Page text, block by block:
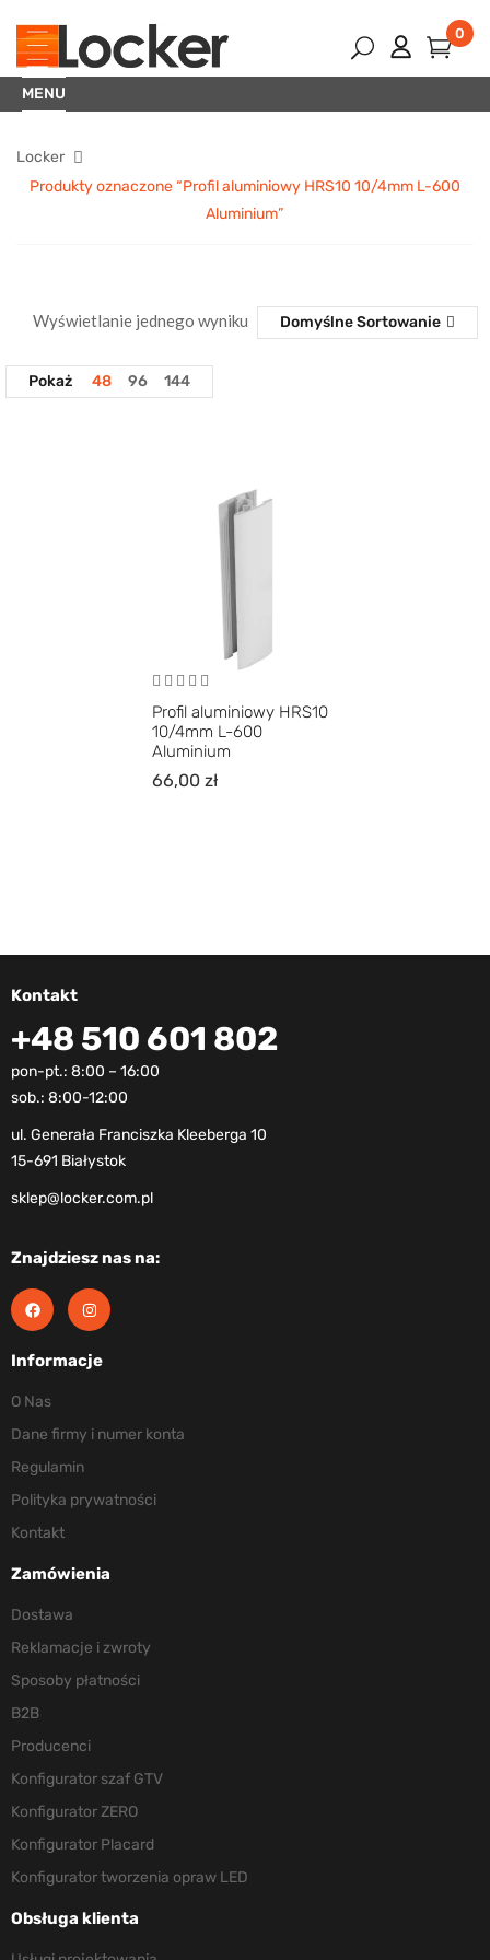
0
MENU
Locker
Produkty oznaczone “Profil aluminiowy HRS10 10/4mm L-600
Aluminium”
Wyświetlanie jednego wyniku Domyślne Sortowanie
Pokaż 48 96 144
Profil aluminiowy HRS10
10/4mm L-600
Aluminium
66,00zł
Kontakt
+48 510 601 802
pon-pt.: 8:00 – 16:00
sob.: 8:00-12:00
ul. Generała Franciszka Kleeberga 10
15-691 Białystok
sklep@locker.com.pl
Znajdziesz nas na:
Informacje
O Nas
Dane firmy i numer konta
Regulamin
Polityka prywatności
Kontakt
Zamówienia
Dostawa
Reklamacje i zwroty
Sposoby płatności
B2B
Producenci
Konfigurator szaf GTV
Konfigurator ZERO
Konfigurator Placard
Konfigurator tworzenia opraw LED
Obsługa klienta